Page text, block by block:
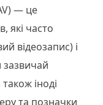
— це
які часто
відеозапис) і
іноді
та позначки